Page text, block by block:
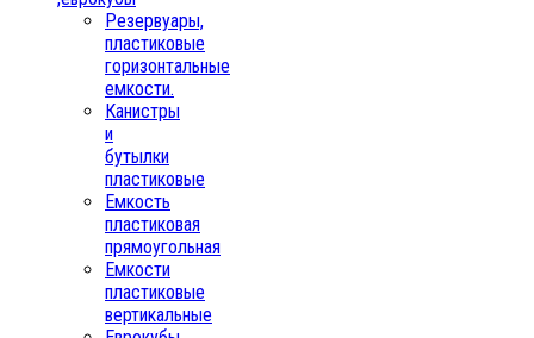
Резервуары,
пластиковые
горизонтальные
емкости.
Канистры
и
бутылки
пластиковые
Емкость
пластиковая
прямоугольная
Емкости
пластиковые
вертикальные